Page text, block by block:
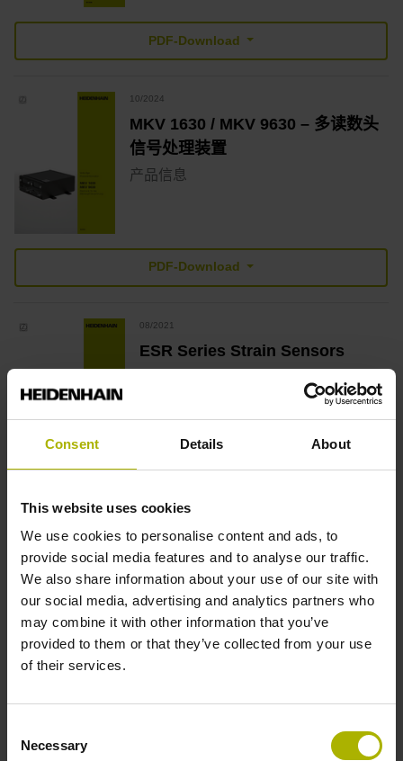
Consent Details About
This website uses cookies
We use cookies to personalise content and ads, to
provide social media features and to analyse our traffic.
We also share information about your use of our site with
our social media, advertising and analytics partners who
may combine it with other information that you’ve
provided to them or that they’ve collected from your use
of their services.
Selection
Necessary
PDF-Download
10/2024
MKV 1630 / MKV 9630 – 多读数头
信号处理装置
产品信息
PDF-Download
08/2021
ESR Series Strain Sensors
PDF-Download
05/2025
角度编码器 带内置轴承
样本